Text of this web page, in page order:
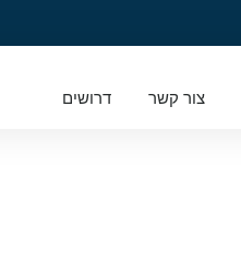
צור קשר דרושים